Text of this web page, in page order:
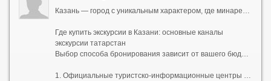
Казань — город с уникальным характером, где минареты мечетей соседствуют с золотыми куполами православных храмов, а древние легенды органично вплетаются в ритм современного мегаполиса. Чтобы увидеть столицу Татарстана во всем ее многообразии и не упустить важные детали, стоит довериться профессионалам. Ниже мы разберем, где купить экскурсии в Казани, как правильно их выбрать и какие маршруты считаются самыми захватывающими.
Где купить экскурсии в Казани: основные каналы
экскурсии татарстан
Выбор способа бронирования зависит от вашего бюджета, стиля путешествия и желания общаться с местными жителями.
1. Официальные туристско-информационные центры (ТИЦ)